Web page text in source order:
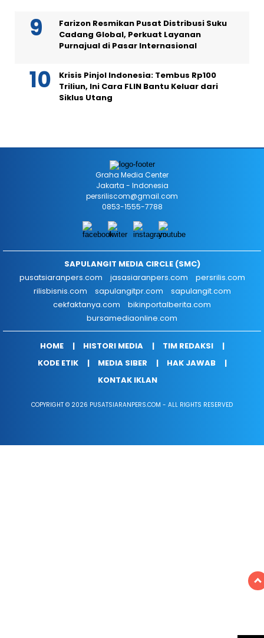
Farizon Resmikan Pusat Distribusi Suku
Cadang Global, Perkuat Layanan
Purnajual di Pasar Internasional
Krisis Pinjol Indonesia: Tembus Rp100
Triliun, Ini Cara FLIN Bantu Keluar dari
Siklus Utang
Graha Media Center
Jakarta - Indonesia
persriliscom@gmail.com
0853-1555-7788
SAPULANGIT MEDIA CIRCLE (SMC)
pusatsiaranpers.com
jasasiaranpers.com
persrilis.com
rilisbisnis.com
sapulangitpr.com
sapulangit.com
cekfaktanya.com
bikinportalberita.com
bursamediaonline.com
HOME HISTORI MEDIA
TIM REDAKSI
KODE ETIK
MEDIA SIBER
HAK JAWAB
KONTAK IKLAN
COPYRIGHT © 2026 PUSATSIARANPERS.COM - ALL RIGHTS RESERVED